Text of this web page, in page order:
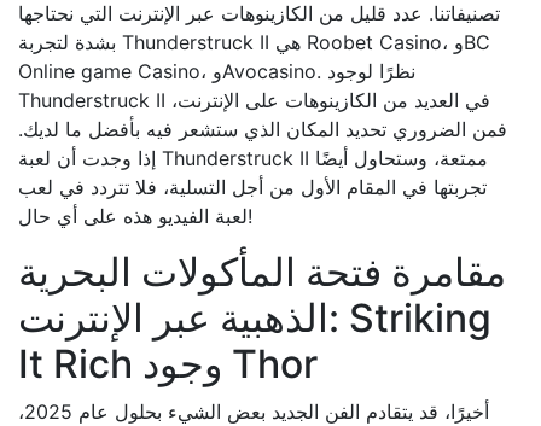
تصنيفاتنا. عدد قليل من الكازينوهات عبر الإنترنت التي نحتاجها
بشدة لتجربة Thunderstruck II هي Roobet Casino، وBC
Online game Casino، وAvocasino. نظرًا لوجود
Thunderstruck II في العديد من الكازينوهات على الإنترنت،
فمن الضروري تحديد المكان الذي ستشعر فيه بأفضل ما لديك.
إذا وجدت أن لعبة Thunderstruck II ممتعة، وستحاول أيضًا
تجربتها في المقام الأول من أجل التسلية، فلا تتردد في لعب
لعبة الفيديو هذه على أي حال!
مقامرة فتحة المأكولات البحرية
الذهبية عبر الإنترنت: Striking
It Rich وجود Thor
أخيرًا، قد يتقادم الفن الجديد بعض الشيء بحلول عام 2025،